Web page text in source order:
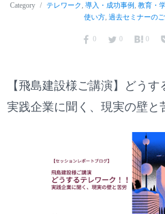
Category
テレワーク 導入・成功事例 教育・
使い方 過去セミナーの
0 0 0
【飛島建設様ご講演】どうす
実践企業に聞く、現実の壁と